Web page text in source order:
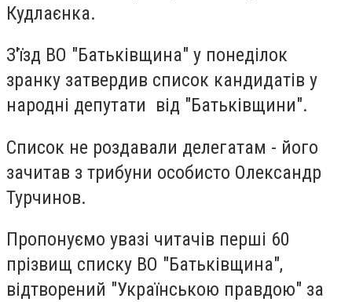
Кудлаєнка.
З'їзд ВО "Батьківщина" у понеділок
зранку затвердив список кандидатів у
народні депутати від "Батьківщини".
Список не роздавали делегатам - його
зачитав з трибуни особисто Олександр
Турчинов.
Пропонуємо увазі читачів перші 60
прізвищ списку ВО "Батьківщина",
відтворений "Українською правдою" за